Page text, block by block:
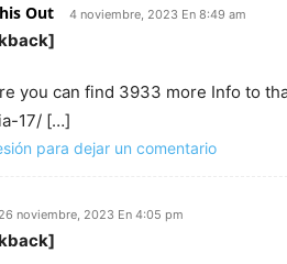
Out 4 noviembre, 2023 En 8:49 am
you can find 3933 more Info to
17/ […]
para dejar un comentario
26 noviembre, 2023 En 4:05 pm